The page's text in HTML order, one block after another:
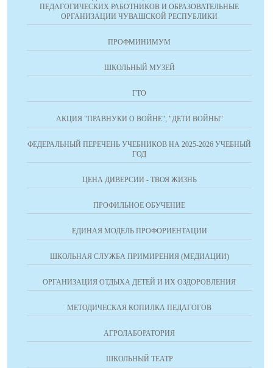
ПЕДАГОГИЧЕСКИХ РАБОТНИКОВ И ОБРАЗОВАТЕЛЬНЫЕ
ОРГАНИЗАЦИИ ЧУВАШСКОЙ РЕСПУБЛИКИ
ПРОФМИНИМУМ
ШКОЛЬНЫЙ МУЗЕЙ
ГТО
АКЦИЯ "ПРАВНУКИ О ВОЙНЕ", "ДЕТИ ВОЙНЫ"
ФЕДЕРАЛЬНЫЙ ПЕРЕЧЕНЬ УЧЕБНИКОВ НА 2025-2026 УЧЕБНЫЙ
ГОД
ЦЕНА ДИВЕРСИИ - ТВОЯ ЖИЗНЬ
ПРОФИЛЬНОЕ ОБУЧЕНИЕ
ЕДИНАЯ МОДЕЛЬ ПРОФОРИЕНТАЦИИ
ШКОЛЬНАЯ СЛУЖБА ПРИМИРЕНИЯ (МЕДИАЦИИ)
ОРГАНИЗАЦИЯ ОТДЫХА ДЕТЕЙ И ИХ ОЗДОРОВЛЕНИЯ
МЕТОДИЧЕСКАЯ КОПИЛКА ПЕДАГОГОВ
АГРОЛАБОРАТОРИЯ
ШКОЛЬНЫЙ ТЕАТР